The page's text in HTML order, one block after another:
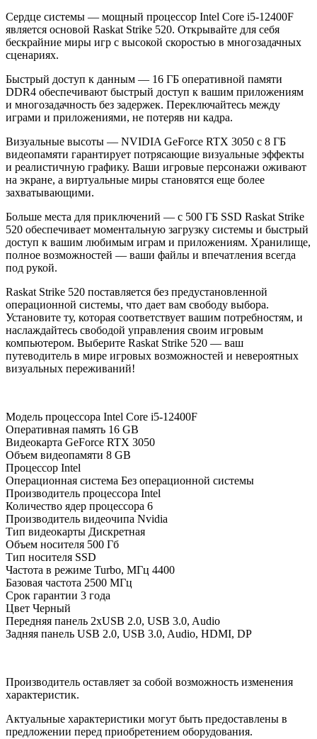
Сердце системы — мощный процессор Intel Core i5-12400F
является основой Raskat Strike 520. Открывайте для себя
бескрайние миры игр с высокой скоростью в многозадачных
сценариях.
Быстрый доступ к данным — 16 ГБ оперативной памяти
DDR4 обеспечивают быстрый доступ к вашим приложениям
и многозадачность без задержек. Переключайтесь между
играми и приложениями, не потеряв ни кадра.
Визуальные высоты — NVIDIA GeForce RTX 3050 с 8 ГБ
видеопамяти гарантирует потрясающие визуальные эффекты
и реалистичную графику. Ваши игровые персонажи оживают
на экране, а виртуальные миры становятся еще более
захватывающими.
Больше места для приключений — с 500 ГБ SSD Raskat Strike
520 обеспечивает моментальную загрузку системы и быстрый
доступ к вашим любимым играм и приложениям. Хранилище,
полное возможностей — ваши файлы и впечатления всегда
под рукой.
Raskat Strike 520 поставляется без предустановленной
операционной системы, что дает вам свободу выбора.
Установите ту, которая соответствует вашим потребностям, и
наслаждайтесь свободой управления своим игровым
компьютером. Выберите Raskat Strike 520 — ваш
путеводитель в мире игровых возможностей и невероятных
визуальных переживаний!
Модель процессора Intel Core i5-12400F
Оперативная память 16 GB
Видеокарта GeForce RTX 3050
Объем видеопамяти 8 GB
Процессор Intel
Операционная система Без операционной системы
Производитель процессора Intel
Количество ядер процессора 6
Производитель видеочипа Nvidia
Тип видеокарты Дискретная
Объем носителя 500 Гб
Тип носителя SSD
Частота в режиме Turbo, МГц 4400
Базовая частота 2500 МГц
Срок гарантии 3 года
Цвет Черный
Передняя панель 2xUSB 2.0, USB 3.0, Audio
Задняя панель USB 2.0, USB 3.0, Audio, HDMI, DP
Производитель оставляет за собой возможность изменения
характеристик.
Актуальные характеристики могут быть предоставлены в
предложении перед приобретением оборудования.